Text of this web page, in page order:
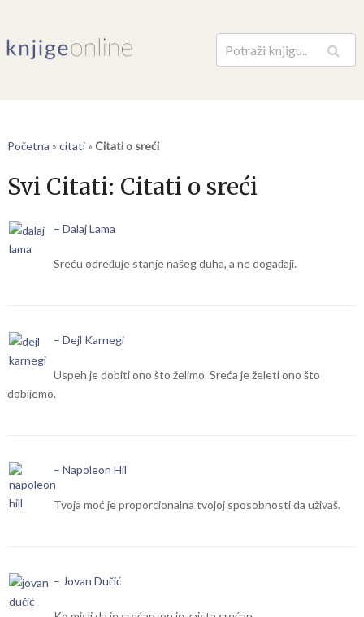
Pretraga
Početna » citati» Citati o sreći
Svi Citati: Citati o sreći
– Dalaj Lama
Sreću određuje stanje našeg duha, a ne događaji.
– Dejl Karnegi
Uspeh je dobiti ono što želimo. Sreća je želeti ono što
dobijemo.
– Napoleon Hil
Tvoja moć je proporcionalna tvojoj sposobnosti da uživaš.
– Jovan Dučić